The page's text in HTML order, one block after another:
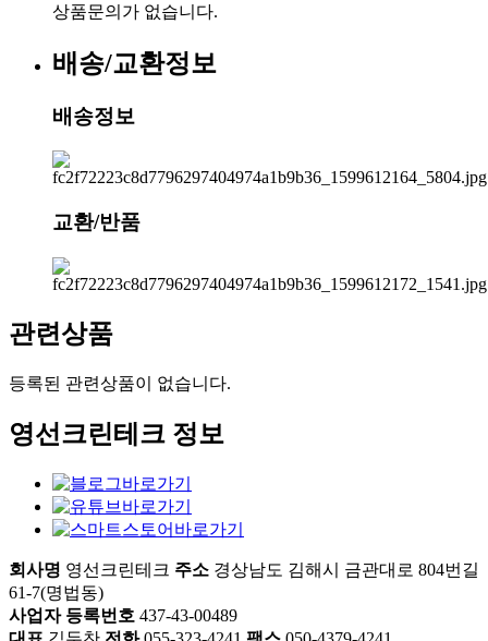
상품문의가 없습니다.
배송/교환정보
배송정보
교환/반품
관련상품
등록된 관련상품이 없습니다.
영선크린테크 정보
회사명 영선크린테크 주소 경상남도 김해시 금관대로 804번길
61-7(명법동)
사업자 등록번호 437-43-00489